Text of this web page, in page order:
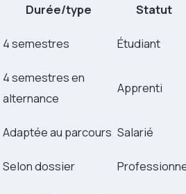
Durée/type
Statut
4 semestres Étudiant
4 semestres en
alternance
Apprenti
Adaptée au parcours Salarié
Selon dossier